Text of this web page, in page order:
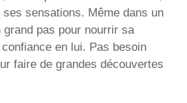
sensations. Même dans un
grand pas pour nourrir sa
en lui. Pas besoin
faire de grandes découvertes